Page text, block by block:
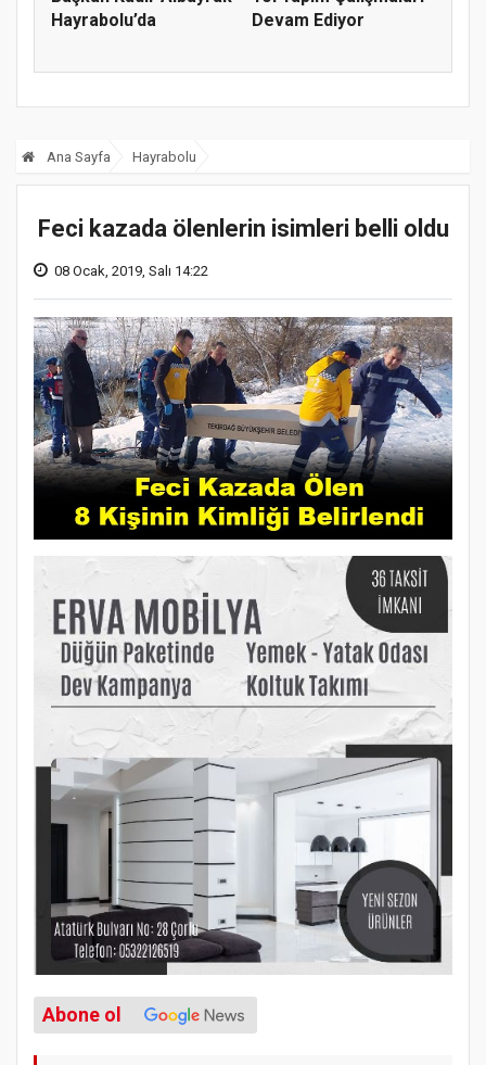
Hayrabolu’da
Devam Ediyor
Ana Sayfa Hayrabolu
Feci kazada ölenlerin isimleri belli oldu
08 Ocak, 2019, Salı 14:22
Abone ol